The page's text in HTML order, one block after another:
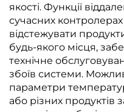
якості. Функції
сучасних
відстежувати
будь-якого місця,
технічне
збоїв системи.
параметри
або різних продуктів